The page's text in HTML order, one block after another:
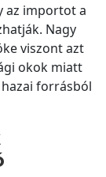
az importot a
Nagy
viszont azt
okok miatt
forrásból